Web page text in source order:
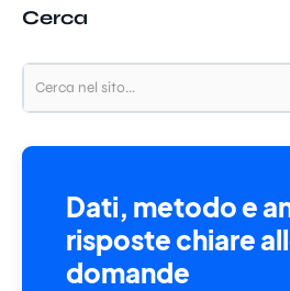
Cerca
Dati, metodo e
risposte chiare
domande